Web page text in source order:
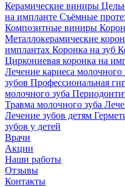
Керамические виниры
на импланте Съёмные
Композитные виниры
Металлокерамические
имплантах Коронка на зуб
Циркониевая коронка на
Лечение кариеса молочного
зубов Профессиональная
молочного зуба
Травма молочного зуба
Лечение зубов детям
зубов у детей
Врачи
Акции
Наши работы
Отзывы
Контакты